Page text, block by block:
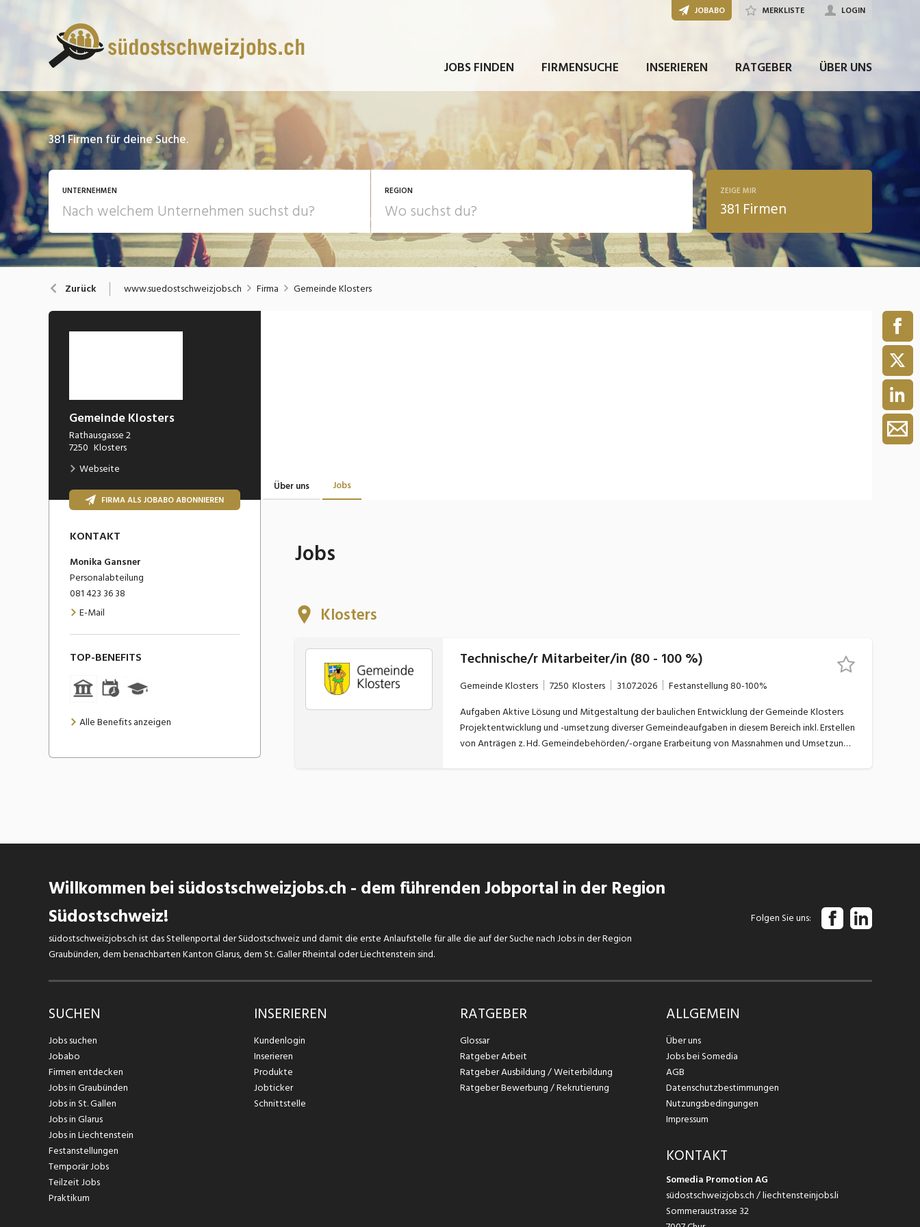
JOBS FINDEN FIRMENSUCHE INSERIEREN RATGEBER ÜBER UNS
JOBABO MERKLISTE LOGIN
381 Firmen für deine Suche.
UNTERNEHMEN REGION ZEIGE MIR
381 Firmen
Zurück www.suedostschweizjobs.ch Firma Gemeinde Klosters
Gemeinde Klosters
Rathausgasse 2
7250 Klosters
Webseite
FIRMA ALS JOBABO ABONNIEREN
Über uns Jobs
KONTAKT
Monika Gansner
Personalabteilung
081 423 36 38
E-Mail
TOP-BENEFITS
Alle Benefits anzeigen
Jobs
Klosters
Technische/r Mitarbeiter/in (80 - 100 %)
Gemeinde Klosters 7250 Klosters 31.07.2026 Festanstellung80-100%
Aufgaben Aktive Lösung und Mitgestaltung der baulichen Entwicklung der Gemeinde Klosters
Projektentwicklung und -umsetzung diverser Gemeindeaufgaben in diesem Bereich inkl. Erstellen
von Anträgen z. Hd. Gemeindebehörden/-organe Erarbeitung von Massnahmen und Umsetzung
Willkommen bei südostschweizjobs.ch - dem führenden Jobportal in der Region
Südostschweiz!
südostschweizjobs.ch ist das Stellenportal der Südostschweiz und damit die erste Anlaufstelle für alle die auf der Suche nach Jobs in der Region
Graubünden, dem benachbarten Kanton Glarus, dem St. Galler Rheintal oder Liechtenstein sind.
Folgen Sie uns
SUCHEN
Jobs suchen
Jobabo
Firmen entdecken
Jobs in Graubünden
Jobs in St. Gallen
Jobs in Glarus
Jobs in Liechtenstein
Festanstellungen
Temporär Jobs
Teilzeit Jobs
Praktikum
INSERIEREN
Kundenlogin
Inserieren
Produkte
Jobticker
Schnittstelle
RATGEBER
Glossar
Ratgeber Arbeit
Ratgeber Ausbildung / Weiterbildung
Ratgeber Bewerbung / Rekrutierung
ALLGEMEIN
Über uns
Jobs bei Somedia
AGB
Datenschutzbestimmungen
Nutzungsbedingungen
Impressum
KONTAKT
Somedia Promotion AG
südostschweizjobs.ch / liechtensteinjobs.li
Sommeraustrasse 32